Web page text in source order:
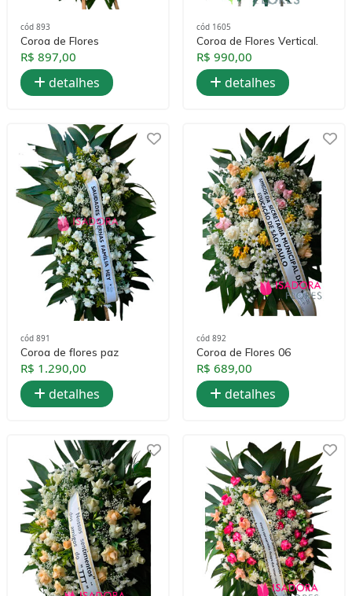
cód 893
Coroa de Flores
R$ 897,00
detalhes
cód 1605
Coroa de Flores Vertical.
R$ 990,00
detalhes
cód 891
Coroa de flores paz
R$ 1.290,00
detalhes
cód 892
Coroa de Flores 06
R$ 689,00
detalhes